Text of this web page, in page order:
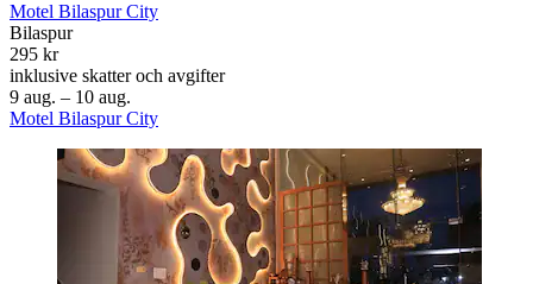
Motel Bilaspur City
Bilaspur
295 kr
inklusive skatter och avgifter
9 aug. – 10 aug.
Motel Bilaspur City